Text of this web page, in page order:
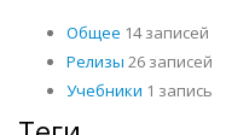
Общее 14 записей
Релизы 26 записей
Учебники 1 запись